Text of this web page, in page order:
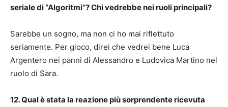
seriale di “Algoritmi”? Chi vedrebbe nei ruoli principali?
Sarebbe un sogno, ma non ci ho mai riflettuto
seriamente. Per gioco, direi che vedrei bene Luca
Argentero nei panni di Alessandro e Ludovica Martino nel
ruolo di Sara.
12. Qual è stata la reazione più sorprendente ricevuta